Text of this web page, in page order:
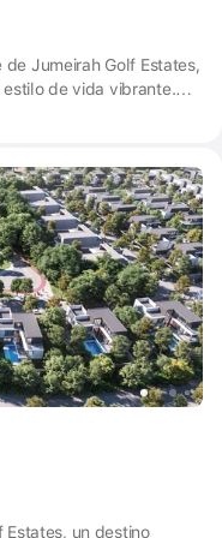
Jumeirah Golf Estates,
de vida vibrante.
mundial,
un destino